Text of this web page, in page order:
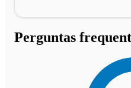
Perguntas